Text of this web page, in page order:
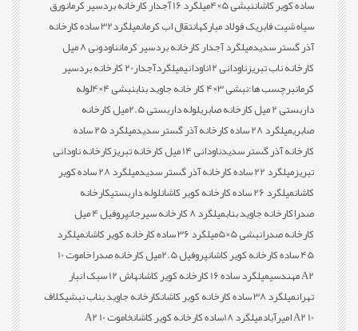
ساده کویر کاشاننبشی 5×4 میلگرد 16 آجدار کارخانه بردسیر کرمان
ورق
سیاه شیت فابریک فولاد مبارکهانتقال اب کرمان
میلگرد32 ساده کارخانه
آذر گستر سدیدمیلگرد آجدار کارخانه بردسیر کرمان
ناودونی 8 میل
کارخانه ناب تبریزناودانی 12 ناودانی
میلگردآجدار20 کارخانه بردسیر
کرمانبرچسب ها:نبشی 3×4 کار خانه جاوید بناب نبشی 4×4
لوله
داربستی 2 میل کارخانه صابری
لوله داربستی 2.5میل کارخانه
صابریمیلگرد 28 ساده کارخانه آذر گستر سدید
میلگرد 25 ساده
کارخانه آذر گستر سدیدناودانی 14 میل کارخانه تبریز
کارخانه ناودانی
تبریزمیلگرد 22 ساده کارخانه آذر گستر سدید
میلگرد 28 ساده کویر
کاشانمیلگرد 26 ساده کارخانه کویر کاشان لوله داربستیکارخانه
صدراکارخانه جاوید بنابمیلگرد 8 کارخانه سیرجان
پروفیل 4 میل
کارخانه صدرانبشی 5×5 میلگرد 36 ساده کارخانه کویر کاشان
میلگرد
45 ساده کارخانه کویر کاشان
پروفیل 2.5میل کارخانه صدرا
خاموت 10
A2 مهندسی
میلگرد ساده 16 کارخانه کویر کاشان
هاش 12 سبک انبار
تهرانمیلگرد 38 ساده کارخانه کویر کاشان کارخانه جاوید بناب نبشیکلاف
10 A2 امیرآباد
میلگرد 18ساده کارخانه کویر کاشان
خاموت 10 A2